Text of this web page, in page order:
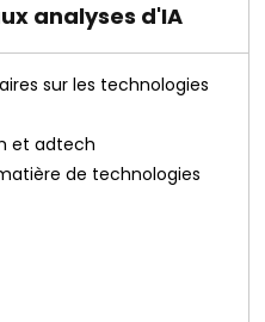
analyses d'IA
sur les technologies
et adtech
de technologies